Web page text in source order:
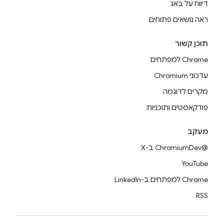
דיווח על באג
ראה נושאים פתוחים
תוכן קשור
Chrome למפתחים
עדכוני Chromium
מקרים לדוגמה
פודקאסטים ותוכניות
מעקב
@ChromiumDev ב-X
YouTube
Chrome למפתחים ב-LinkedIn
RSS